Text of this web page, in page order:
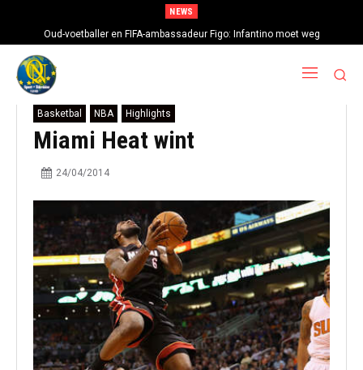
NEWS
Oud-voetballer en FIFA-ambassadeur Figo: Infantino moet weg
Basketbal NBA Highlights
Miami Heat wint
24/04/2014